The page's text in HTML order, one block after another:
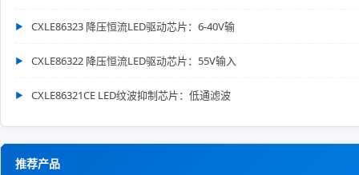
CXLE86323 降压恒流LED驱动芯片：6-40V输
CXLE86322 降压恒流LED驱动芯片：55V输入
CXLE86321CE LED纹波抑制芯片：低通滤波
推荐产品